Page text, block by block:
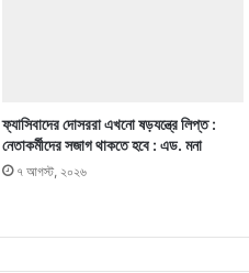
ফ্যাসিবাদের দোসররা এখনো ষড়যন্ত্রে লিপ্ত :
নেতাকর্মীদের সজাগ থাকতে হবে : এড. মনা
৭ আগস্ট, ২০২৬